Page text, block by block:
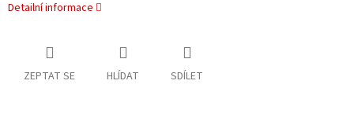
Detailní informace
ZEPTAT SE HLÍDAT SDÍLET